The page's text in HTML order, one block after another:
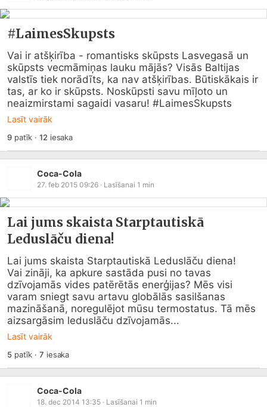
#LaimesSkupsts
Vai ir atšķirība - romantisks skūpsts Lasvegasā un
skūpsts vecmāmiņas lauku mājās? Visās Baltijas
valstīs tiek norādīts, ka nav atšķirības. Būtiskākais ir
tas, ar ko ir skūpsts. Noskūpsti savu mīļoto un
neaizmirstami sagaidi vasaru! #LaimesSkupsts
Lasīt vairāk
9patīk ·12 iesaka
Coca-Cola
27. feb 2015 09:26 · Lasīšanai 1 min
Lai jums skaista Starptautiskā
Leduslāču diena!
Lai jums skaista Starptautiskā Leduslāču diena!
Vai zināji, ka apkure sastāda pusi no tavas
dzīvojamās vides patērētās enerģijas? Mēs visi
varam sniegt savu artavu globālās sasilšanas
mazināšanā, noregulējot mūsu termostatus. Tā mēs
aizsargāsim leduslāču dzīvojamās...
Lasīt vairāk
5patīk ·7 iesaka
Coca-Cola
18. dec 2014 13:35 · Lasīšanai 1 min